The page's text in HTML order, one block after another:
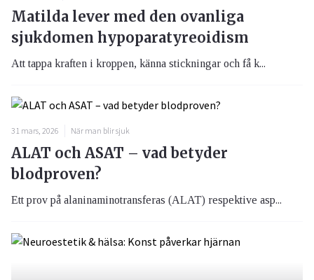
Matilda lever med den ovanliga
sjukdomen hypoparatyreoidism
Att tappa kraften i kroppen, känna stickningar och få k...
31 mars, 2026 När man blir sjuk
ALAT och ASAT – vad betyder
blodproven?
Ett prov på alaninaminotransferas (ALAT) respektive asp...